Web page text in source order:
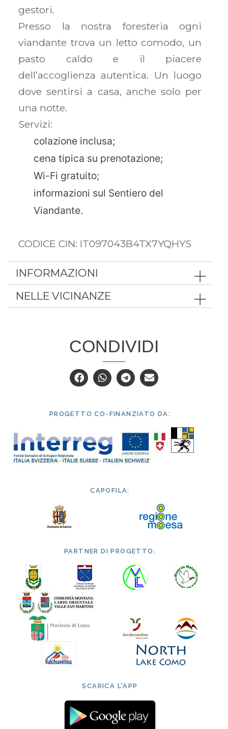
gestori.
Presso la nostra foresteria ogni
viandante trova un letto comodo, un
pasto caldo e il piacere
dell’accoglienza autentica. Un luogo
dove sentirsi a casa, anche solo per
una notte.
Servizi:
colazione inclusa;
cena tipica su prenotazione;
Wi-Fi gratuito;
informazioni sul Sentiero del
Viandante.
CODICE CIN: IT097043B4TX7YQHYS
INFORMAZIONI
NELLE VICINANZE
CONDIVIDI
PROGETTO CO-FINANZIATO DA:
CAPOFILA:
PARTNER DI PROGETTO:
SCARICA L'APP